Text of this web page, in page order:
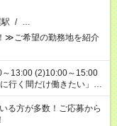
/ …
≫ご希望の勤務地を紹介
「午前中は働いて、午後
、ご希望を教えてくださ
る方が多数！ご応募から